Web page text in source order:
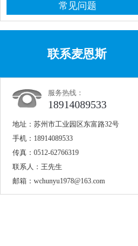
常见问题
联系麦恩斯
服务热线：
18914089533
地址： 苏州市工业园区东富路32号
手机： 18914089533
传真： 0512-62766319
联系人： 王先生
邮箱： wchunyu1978@163.com